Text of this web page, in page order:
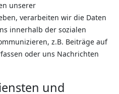
unserer
verarbeiten wir die Daten
innerhalb der sozialen
z.B. Beiträge auf
oder uns Nachrichten
und